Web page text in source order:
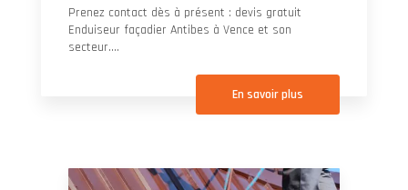
Prenez contact dès à présent : devis gratuit
Enduiseur façadier Antibes à Vence et son
secteur....
En savoir plus